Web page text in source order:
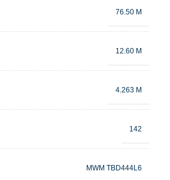
76.50 M
12.60 M
4.263 M
142
MWM TBD444L6